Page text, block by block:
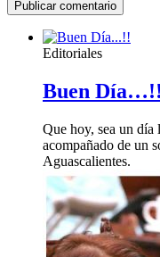
Editoriales
Buen Día…!!
Que hoy, sea un día
acompañado de un
Aguascalientes.